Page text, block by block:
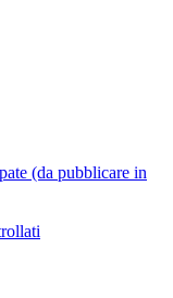
(da pubblicare in